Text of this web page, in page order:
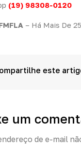
(19) 98308-0120
– Há Mais De
este
um
de e-mail